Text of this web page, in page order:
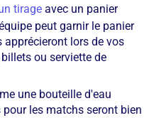
tirage avec un panier
peut garnir le panier
lors de vos
ou serviette de
une bouteille d'eau
les matchs seront bien